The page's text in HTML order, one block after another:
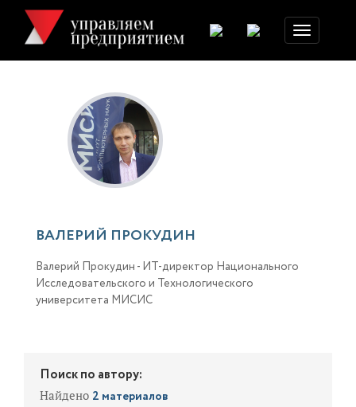
Toggle
navigation
ВАЛЕРИЙ ПРОКУДИН
Валерий Прокудин - ИТ-директор Национального
Исследовательского и Технологического
университета МИСИС
Поиск по автору:
Найдено 2 материалов